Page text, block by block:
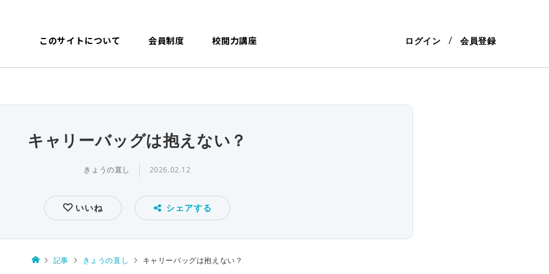
このサイトについて 会員制度 校閲力講座 ログイン 会員登録
キャリーバッグは抱えない？
きょうの直し 2026.02.12
いいね シェアする
記事 きょうの直し キャリーバッグは抱えない？